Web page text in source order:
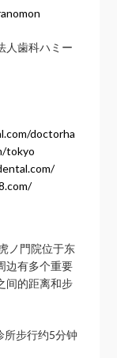
人歯科ハミー
doctorha
tokyo
ノ門院位于东
边有多个重要
间的距离和步
所步行约5分钟